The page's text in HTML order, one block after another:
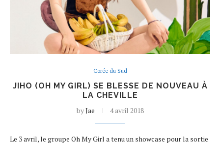
Corée du Sud
JIHO (OH MY GIRL) SE BLESSE DE NOUVEAU À
LA CHEVILLE
byJae 4 avril 2018
Le 3 avril, le groupe Oh My Girl a tenu un showcase pour la sortie